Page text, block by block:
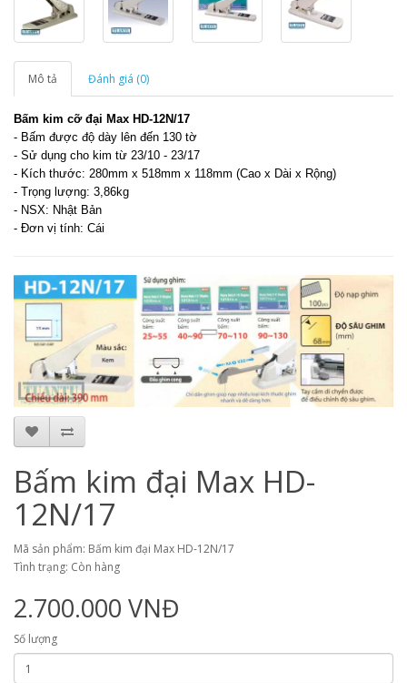
Mô tả Đánh giá (0)
Bấm kim cỡ đại Max HD-12N/17
- Bấm được độ dày lên đến 130 tờ
- Sử dụng cho kim từ 23/10 - 23/17
- Kích thước: 280mm x 518mm x 118mm (Cao x Dài x Rộng)
- Trọng lượng: 3,86kg
- NSX: Nhật Bản
- Đơn vị tính: Cái
Bấm kim đại Max HD-
12N/17
Mã sản phẩm: Bấm kim đại Max HD-12N/17
Tình trạng: Còn hàng
2.700.000 VNĐ
Số lượng